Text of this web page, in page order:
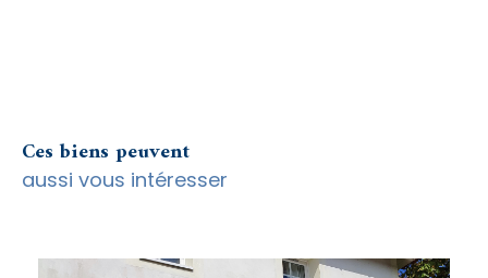
Ces biens peuvent
aussi vous intéresser